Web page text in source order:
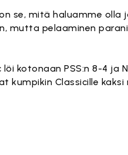
se, mitä haluamme olla
mutta pelaaminen
kotonaan PSS:n 8-4 ja
kumpikin Classicille kaksi